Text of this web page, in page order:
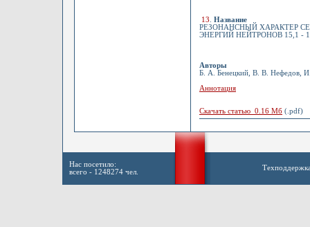
13
Название
РЕЗОНАНСНЫЙ ХАРАКТЕР
ЭНЕРГИЙ НЕЙТРОНОВ 15,1 -
Авторы
Б. А. Бенецкий, В. В. Нефедов,
Аннотация
Скачать статью 0.16 Мб (.pdf)
Нас посетило:
всего - 1248274 чел.